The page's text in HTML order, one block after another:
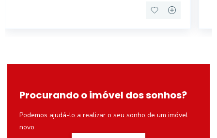
Procurando o imóvel dos sonhos?
Podemos ajudá-lo a realizar o seu sonho de um imóvel
novo